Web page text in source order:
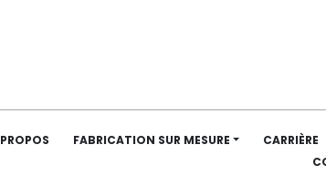
À PROPOS FABRICATION SUR MESURE CARRIÈRE